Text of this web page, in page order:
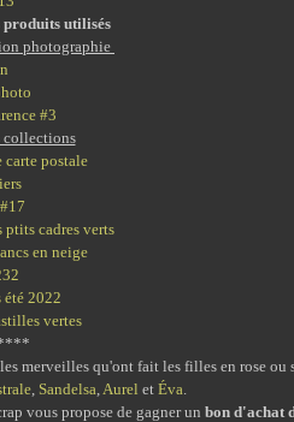
produits utilisés
photographie
#3
collections
carte postale
ptits cadres verts
en neige
été 2022
vertes
merveilles qu'ont fait les filles en rose ou
, Sandelsa,Aurel et Éva.
vous propose de gagner un bon d'achat